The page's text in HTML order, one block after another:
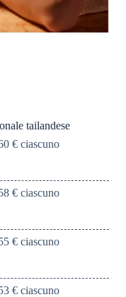
tailandese
€ ciascuno
€ ciascuno
€ ciascuno
€ ciascuno